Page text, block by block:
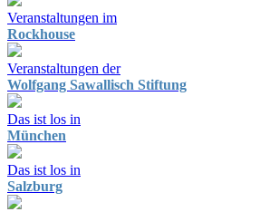
Veranstaltungen im
Rockhouse
Veranstaltungen der
Wolfgang Sawallisch Stiftung
Das ist los in
München
Das ist los in
Salzburg